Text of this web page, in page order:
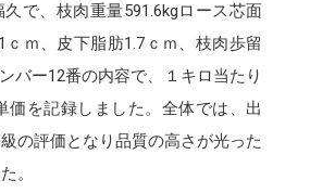
で、枝肉重量591.6kgロース芯面
ｍ、皮下脂肪1.7ｃｍ、枝肉歩留
バー12番の内容で、１キロ当たり
価を記録しました。全体では、出
の評価となり品質の高さが光った
。